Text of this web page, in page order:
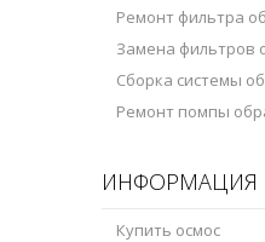
Ремонт фильтра
Замена фильтров
Сборка системы
Ремонт помпы
ИНФОРМАЦИЯ
Купить осмос